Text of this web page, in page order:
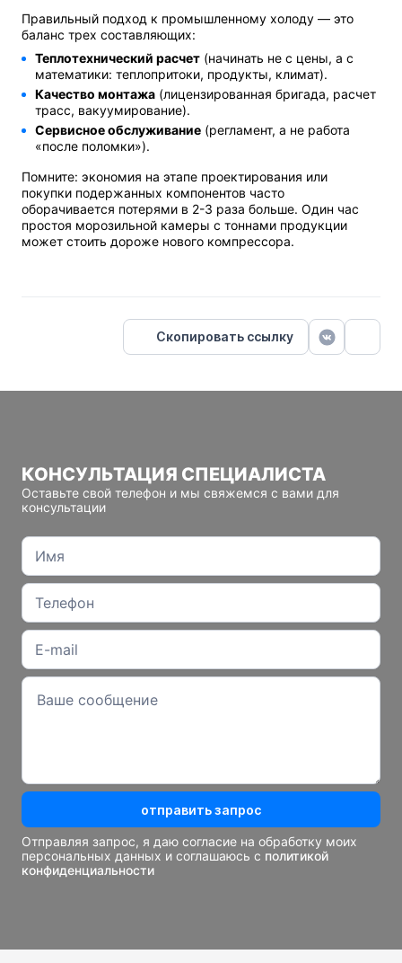
Правильный подход к промышленному холоду — это
баланс трех составляющих:
Теплотехнический расчет (начинать не с цены, а с
математики: теплопритоки, продукты, климат).
Качество монтажа (лицензированная бригада, расчет
трасс, вакуумирование).
Сервисное обслуживание (регламент, а не работа
«после поломки»).
Помните: экономия на этапе проектирования или
покупки подержанных компонентов часто
оборачивается потерями в 2-3 раза больше. Один час
простоя морозильной камеры с тоннами продукции
может стоить дороже нового компрессора.
Скопировать ссылку
КОНСУЛЬТАЦИЯ СПЕЦИАЛИСТА
Оставьте свой телефон и мы свяжемся с вами для
консультации
отправить запрос
Отправляя запрос, я даю согласие на обработку моих
персональных данных и соглашаюсь с политикой
конфиденциальности